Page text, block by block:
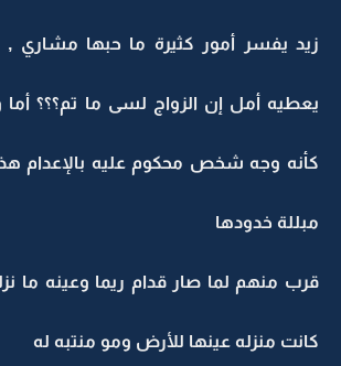
زيد يفسر أمور كثيرة ما حبها مشاري
يعطيه أمل إن الزواج لسى ما تم؟؟؟ أما
كأنه وجه شخص محكوم عليه بالإعدام
مبللة خدودها
قرب منهم لما صار قدام ريما وعينه ما
كانت منزله عينها للأرض ومو منتبه له